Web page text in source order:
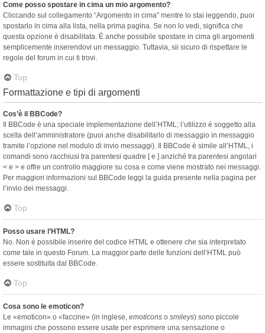
Come posso spostare in cima un mio argomento?
Cliccando sul collegamento “Argomento in cima” mentre lo stai leggendo, puoi
spostarlo in cima alla lista, nella prima pagina. Se non lo vedi, significa che
questa opzione è disabilitata. È anche possibile spostare in cima gli argomenti
semplicemente inserendovi un messaggio. Tuttavia, sii sicuro di rispettare le
regole del forum in cui ti trovi.
Top
Formattazione e tipi di argomenti
Cos’è il BBCode?
Il BBCode è una speciale implementazione dell’HTML; l’utilizzo è soggetto alla
scelta dell’amministratore (puoi anche disabilitarlo di messaggio in messaggio
tramite l’opzione nel modulo di invio messaggi). Il BBCode è simile all’HTML, i
comandi sono racchiusi tra parentesi quadre [ e ] anziché tra parentesi angolari
< e > e offre un controllo maggiore su cosa e come viene mostrato nei messaggi.
Per maggiori informazioni sul BBCode leggi la guida presente nella pagina per
l’invio dei messaggi.
Top
Posso usare l’HTML?
No. Non è possibile inserire del codice HTML e ottenere che sia interpretato
come tale in questo Forum. La maggior parte delle funzioni dell’HTML può
essere sostituita dal BBCode.
Top
Cosa sono le emoticon?
Le «emoticon» o «faccine» (in inglese, emoticons o smileys) sono piccole
immagini che possono essere usate per esprimere una sensazione o